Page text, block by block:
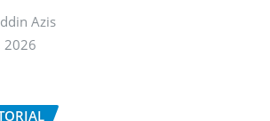
Azis
2026